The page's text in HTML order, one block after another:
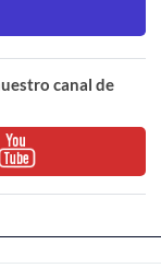
canal de